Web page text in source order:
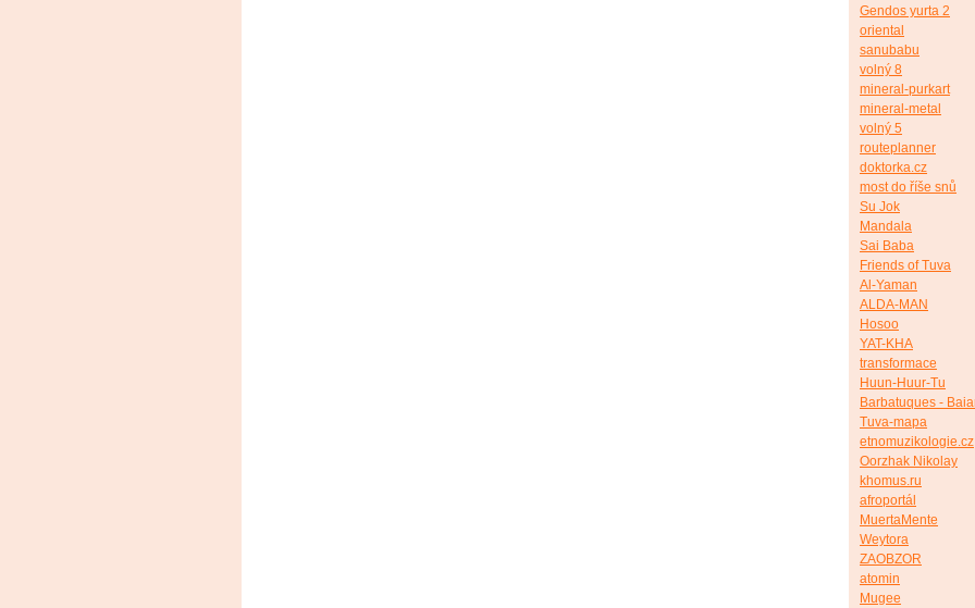
Gendos yurta 2
oriental
sanubabu
volný 8
mineral-purkart
mineral-metal
volný 5
routeplanner
doktorka.cz
most do říše snů
Su Jok
Mandala
Sai Baba
Friends of Tuva
Al-Yaman
ALDA-MAN
Hosoo
YAT-KHA
transformace
Huun-Huur-Tu
Barbatuques -
Tuva-mapa
etnomuzikologie.cz
Oorzhak Nikolay
khomus.ru
afroportál
MuertaMente
Weytora
ZAOBZOR
atomin
Mugee